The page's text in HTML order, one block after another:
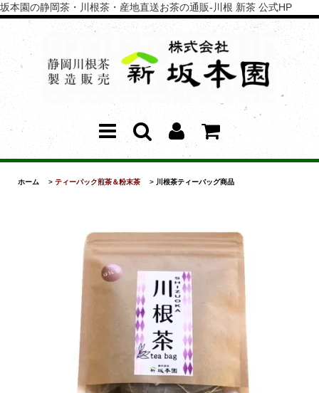
坂本園の静岡茶・川根茶・産地直送お茶の通販-川根 新茶 公式HP
ホーム > ティーパック煎茶＆粉末茶 > 川根茶ティーバッグ商品